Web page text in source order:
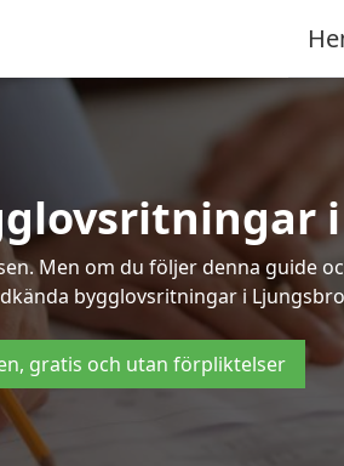
Men om du följer denna guide
bygglovsritningar i
gratis och utan förpliktelser